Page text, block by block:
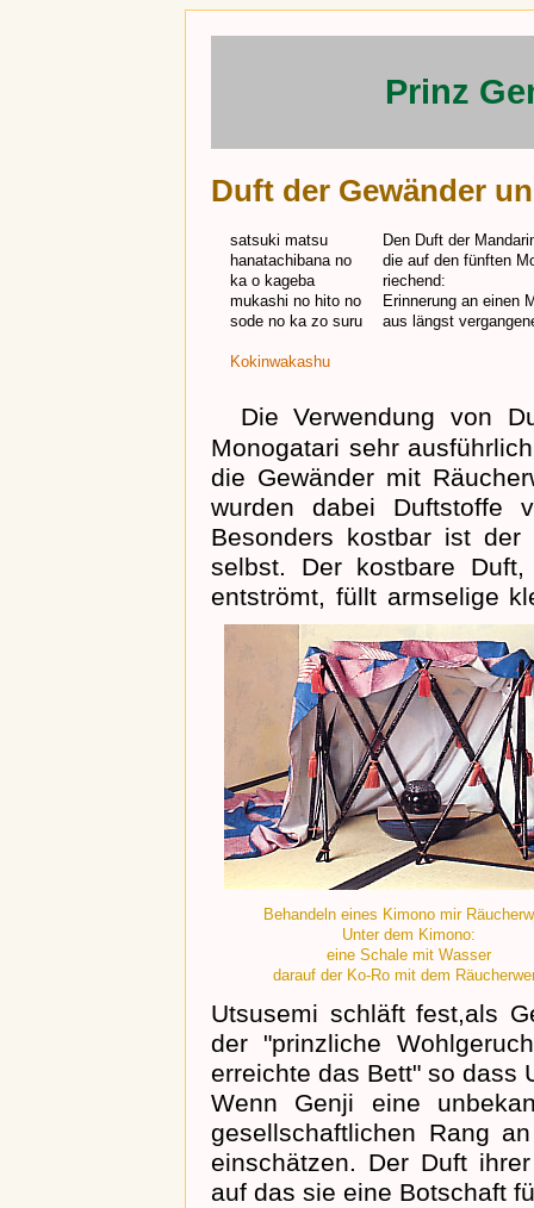
Prinz
Duft der Gewänder
satsuki matsu
hanatachibana no
ka o kageba
mukashi no hito no
sode no ka zo suru
Den Duft der
die auf den fünften
riechend:
Erinnerung an einen
aus längst
Kokinwakashu
Die Verwendung von
Monogatari sehr
die Gewänder mit
wurden dabei Duftstoffe
Besonders kostbar ist
selbst. Der kostbare
entströmt, füllt armselige
Behandeln eines Kimono mir
Unter dem Kimono:
eine Schale mit Wasser
darauf der Ko-Ro mit dem
Utsusemi schläft fest,als
der "prinzliche
erreichte das Bett" so dass
Wenn Genji eine
gesellschaftlichen Rang
einschätzen. Der Duft
auf das sie eine Botschaft